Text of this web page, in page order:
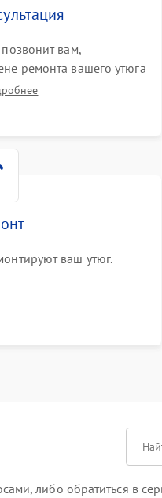
вам,
ремонта вашего утюга
ваши вопросы.
ваш утюг.
либо обратиться в